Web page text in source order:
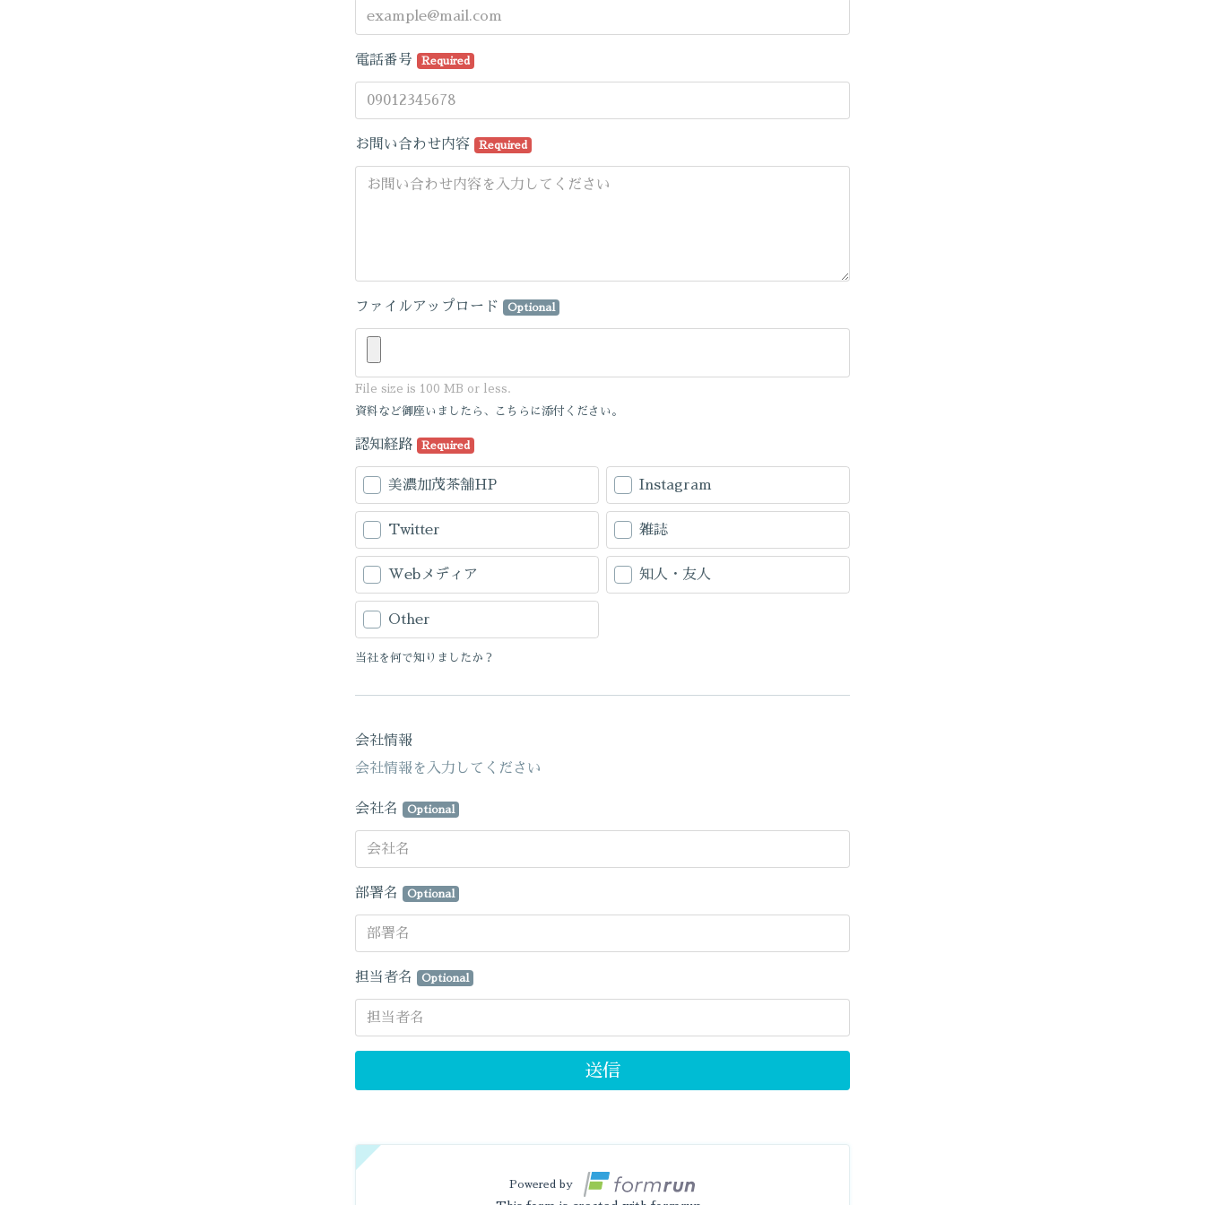
電話番号 Required
お問い合わせ内容 Required
ファイルアップロード Optional
File size is 100 MB or less.
資料など御座いましたら、こちらに添付ください。
認知経路 Required
美濃加茂茶舗HP Instagram
Twitter 雑誌
Webメディア 知人・友人
Other
当社を何で知りましたか？
会社情報
会社情報を入力してください
会社名 Optional
部署名 Optional
担当者名 Optional
送信
Powered by